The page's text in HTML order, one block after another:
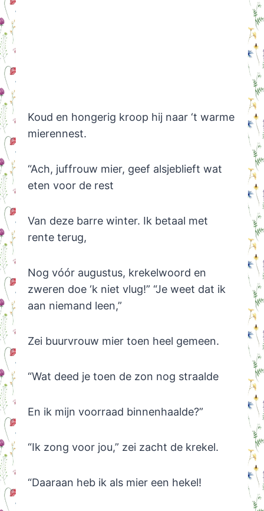
Koud en hongerig kroop hij naar ‘t warme
mierennest.
“Ach, juffrouw mier, geef alsjeblieft wat
eten voor de rest
Van deze barre winter. Ik betaal met
rente terug,
Nog vóór augustus, krekelwoord en
zweren doe ‘k niet vlug!” “Je weet dat ik
aan niemand leen,”
Zei buurvrouw mier toen heel gemeen.
“Wat deed je toen de zon nog straalde
En ik mijn voorraad binnenhaalde?”
“Ik zong voor jou,” zei zacht de krekel.
“Daaraan heb ik als mier een hekel!